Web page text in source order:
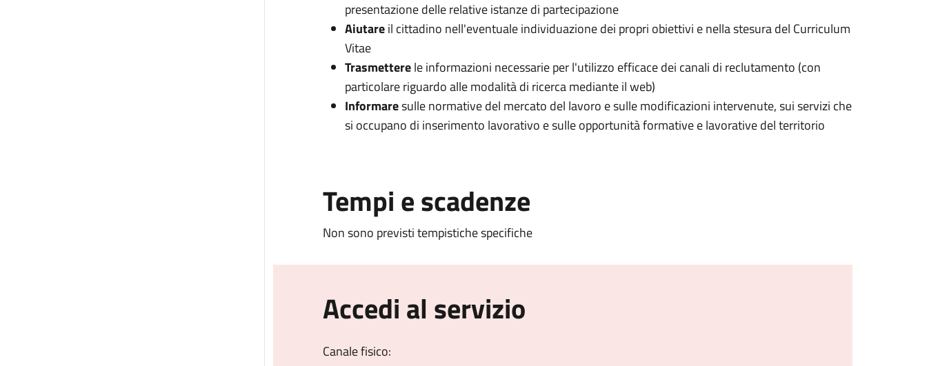
presentazione delle relative istanze di partecipazione
Aiutareil cittadino nell'eventuale individuazione dei propri obiettivi e nella stesura del Curriculum
Vitae
Trasmetterele informazioni necessarie per l'utilizzo efficace dei canali di reclutamento (con
particolare riguardo alle modalità di ricerca mediante il web)
Informaresulle normative del mercato del lavoro e sulle modificazioni intervenute, sui servizi che
si occupano di inserimento lavorativo e sulle opportunità formative e lavorative del territorio
Tempi e scadenze
Non sono previsti tempistiche specifiche
Accedi al servizio
Canale fisico: